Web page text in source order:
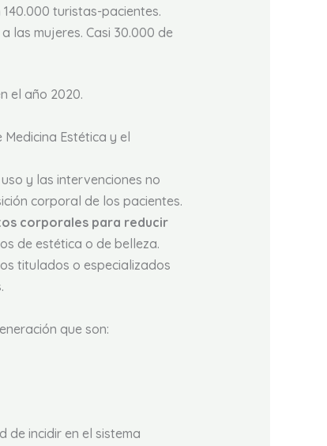
turistas-pacientes.
las mujeres. Casi 30.000 de
el año 2020.
Estética y el
y las intervenciones no
corporal de los pacientes.
corporales para reducir
de estética o de belleza.
titulados o especializados
que son:
de incidir en el sistema